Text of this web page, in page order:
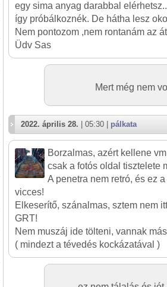
egy sima anyag darabbal
így próbálkoznék. De hátha lesz
Nem pontozom ,nem rontanám az
Üdv Sas
Mert még nem
2022. április 28. | 05:30 | pálkata
Borzalmas, azért kellene
csak a fotós oldal tisztelete
A penetra nem retró, és ez
vicces!
Elkeserítő, szánalmas, sztem nem
GRT!
Nem muszáj ide tölteni, vannak
( mindezt a tévedés kockázatával )